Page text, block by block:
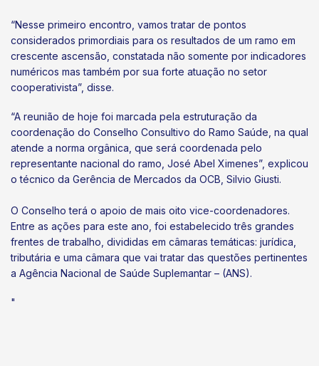
“Nesse primeiro encontro, vamos tratar de pontos
considerados primordiais para os resultados de um ramo em
crescente ascensão, constatada não somente por indicadores
numéricos mas também por sua forte atuação no setor
cooperativista”, disse.
“A reunião de hoje foi marcada pela estruturação da
coordenação do Conselho Consultivo do Ramo Saúde, na qual
atende a norma orgânica, que será coordenada pelo
representante nacional do ramo, José Abel Ximenes”, explicou
o técnico da Gerência de Mercados da OCB, Silvio Giusti.
O Conselho terá o apoio de mais oito vice-coordenadores.
Entre as ações para este ano, foi estabelecido três grandes
frentes de trabalho, divididas em câmaras temáticas: jurídica,
tributária e uma câmara que vai tratar das questões pertinentes
a Agência Nacional de Saúde Suplemantar – (ANS).
"